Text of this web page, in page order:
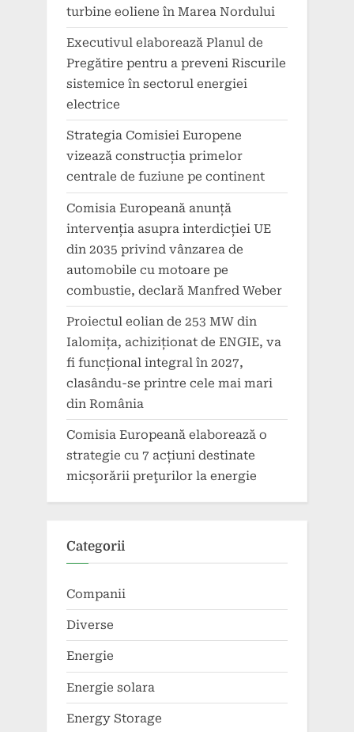
turbine eoliene în Marea Nordului
Executivul elaborează Planul de
Pregătire pentru a preveni Riscurile
sistemice în sectorul energiei
electrice
Strategia Comisiei Europene
vizează construcția primelor
centrale de fuziune pe continent
Comisia Europeană anunță
intervenția asupra interdicției UE
din 2035 privind vânzarea de
automobile cu motoare pe
combustie, declară Manfred Weber
Proiectul eolian de 253 MW din
Ialomița, achiziționat de ENGIE, va
fi funcțional integral în 2027,
clasându-se printre cele mai mari
din România
Comisia Europeană elaborează o
strategie cu 7 acțiuni destinate
micșorării preţurilor la energie
Categorii
Companii
Diverse
Energie
Energie solara
Energy Storage